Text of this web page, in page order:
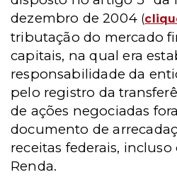
dezembro de 2004 (
tributação do mercado
capitais, na qual era
responsabilidade da
pelo registro da
de ações negociadas
documento de
receitas federais,
Renda.